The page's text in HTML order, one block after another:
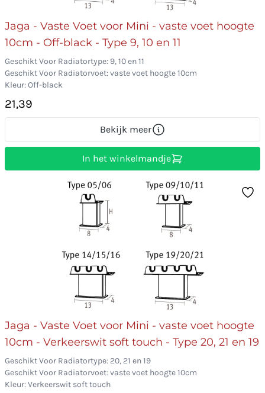
Jaga - Vaste Voet voor Mini - vaste voet hoogte
10cm - Off-black - Type 9, 10 en 11
Geschikt Voor Radiatortype: 9, 10 en 11
Geschikt Voor Radiatorvoet: vaste voet hoogte 10cm
Kleur: Off-black
21,39
Bekijk meer
In het winkelmandje
Jaga - Vaste Voet voor Mini - vaste voet hoogte
10cm - Verkeerswit soft touch - Type 20, 21 en 19
Geschikt Voor Radiatortype: 20, 21 en 19
Geschikt Voor Radiatorvoet: vaste voet hoogte 10cm
Kleur: Verkeerswit soft touch